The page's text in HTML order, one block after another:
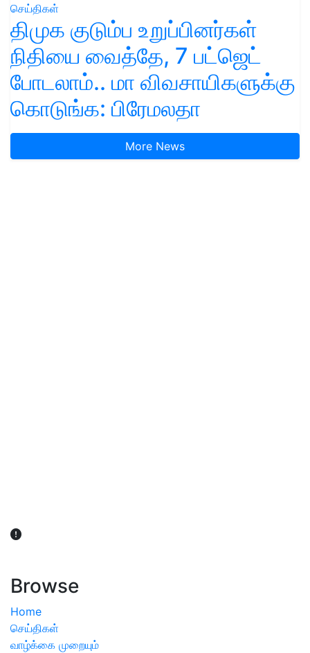
செய்திகள்
திமுக குடும்ப உறுப்பினர்கள்
நிதியை வைத்தே, 7 பட்ஜெட்
போடலாம்.. மா விவசாயிகளுக்கு
கொடுங்க: பிரேமலதா
More News
Browse
Home
செய்திகள்
வாழ்க்கை முறையும்